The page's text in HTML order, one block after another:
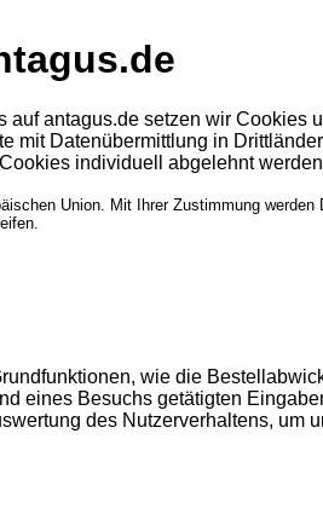
auf antagus.de setzen wir
mit Datenübermittlung in
individuell abgelehnt
Union. Mit Ihrer Zustimmung
wie die
eines Besuchs getätigten
des Nutzerverhaltens, um